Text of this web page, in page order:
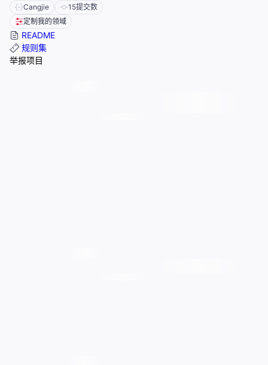
Cangjie 15提交数
定制我的领域
README
规则集
举报项目